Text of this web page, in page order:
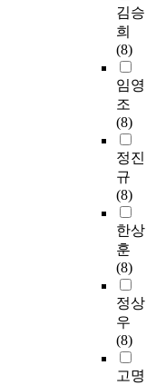
김승
희
(8)
임영
조
(8)
정진
규
(8)
한상
훈
(8)
정상
우
(8)
고명